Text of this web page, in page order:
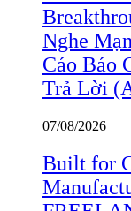
Nghe
Cáo Báo
Trả Lời
07/08/2026
Built for